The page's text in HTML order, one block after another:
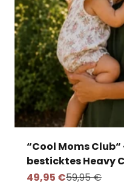
“Cool Moms
besticktes Heavy
Angebot
49,95 €Regulärer
59,95 €